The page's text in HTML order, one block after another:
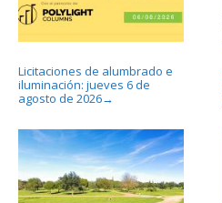
Licitaciones de alumbrado e
iluminación: jueves 6 de
agosto de 2026→